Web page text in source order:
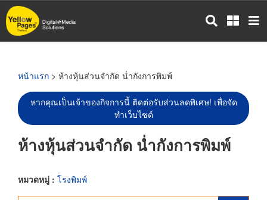
ข้าม
ไป
หน้าแรก > ห้างหุ้นส่วนจำกัด น่ำกังการพิมพ์
หากคุณเป็นเจ้าของกิจการนี้ ติดต่อรับส่วนลดพิเศษ! เพื่อจัด
ทำเว็บไซต์
ห้างหุ้นส่วนจำกัด น่ำกังการพิมพ์
หมวดหมู่ : โรงพิมพ์